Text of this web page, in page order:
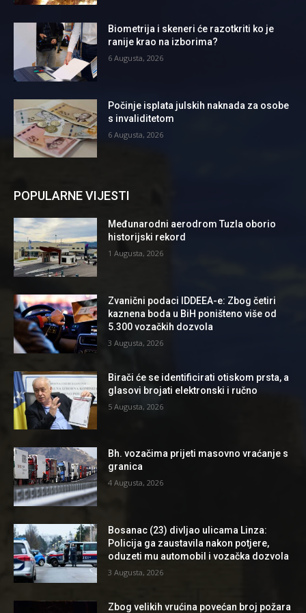
Biometrija i skeneri će razotkriti ko je
ranije krao na izborima?
6 Augusta, 2026
Počinje isplata julskih naknada za osobe
s invaliditetom
6 Augusta, 2026
POPULARNE VIJESTI
Međunarodni aerodrom Tuzla oborio
historijski rekord
1 Augusta, 2026
Zvanični podaci IDDEEA-e: Zbog četiri
kaznena boda u BiH poništeno više od
5.300 vozačkih dozvola
3 Augusta, 2026
Birači će se identificirati otiskom prsta, a
glasovi brojati elektronski i ručno
5 Augusta, 2026
Bh. vozačima prijeti masovno vraćanje s
granica
4 Augusta, 2026
Bosanac (23) divljao ulicama Linza:
Policija ga zaustavila nakon potjere,
oduzeti mu automobil i vozačka dozvola
3 Augusta, 2026
Zbog velikih vrućina povećan broj požara